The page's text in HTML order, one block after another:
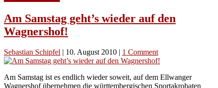
Am Samstag geht’s wieder auf den
Wagnershof!
Sebastian Schipfel | 10. August 2010 | 1 Comment
Am Samstag ist es endlich wieder soweit, auf dem Ellwanger
Wagnershof übernehmen die württembergischen Sportakrobaten